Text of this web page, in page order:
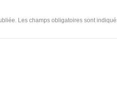
Les champs obligatoires sont